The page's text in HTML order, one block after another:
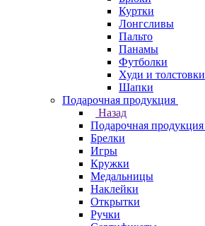
Куртки
Лонгсливы
Пальто
Панамы
Футболки
Худи и толстовки
Шапки
Подарочная продукция
Назад
Подарочная продукция
Брелки
Игры
Кружки
Медальницы
Наклейки
Открытки
Ручки